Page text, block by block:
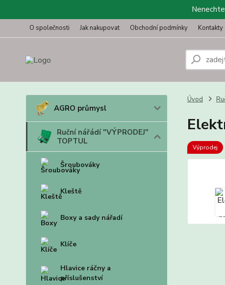
O společnosti Jak nakupovat Obchodní podmínky Kontakty
AGRO průmysl
Ruční nářádí "VÝPRODEJ"
TOPTUL
Šroubováky
Kleště
Boxy a sady nářadí
Klíče
Hlavice ráčny a
příslušenství
Úvod
Výprodej